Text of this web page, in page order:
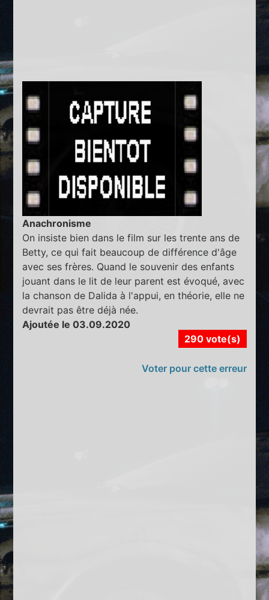
Anachronisme
On insiste bien dans le film sur les trente ans de
Betty, ce qui fait beaucoup de différence d'âge
avec ses frères. Quand le souvenir des enfants
jouant dans le lit de leur parent est évoqué, avec
la chanson de Dalida à l'appui, en théorie, elle ne
devrait pas être déjà née.
Ajoutée le 03.09.2020
290 vote(s)
Voter pour cette erreur